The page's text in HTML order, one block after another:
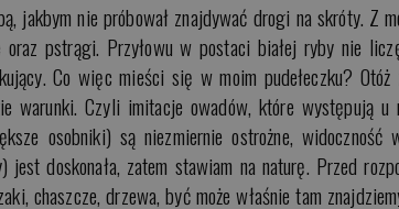
jakbym nie próbował znajdywać drogi na skróty. Z
oraz pstrągi. Przyłowu w postaci białej ryby nie
Co więc mieści się w moim pudełeczku?
warunki. Czyli imitacje owadów, które występują u
osobniki) są niezmiernie ostrożne,
jest doskonała, zatem stawiam na naturę. Przed
chaszcze, drzewa, być może właśnie tam